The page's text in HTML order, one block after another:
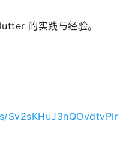
的实践与经验。
Sv2sKHuJ3nQOvdtvPir